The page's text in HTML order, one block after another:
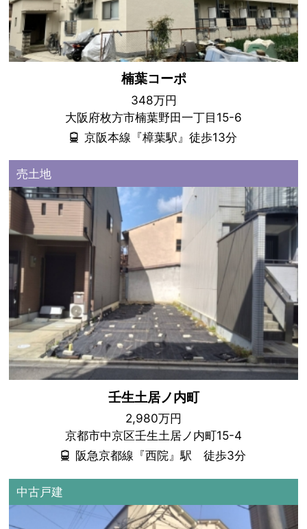
楠葉コーポ
348万円
大阪府枚方市楠葉野田一丁目15-6
京阪本線『樟葉駅』徒歩13分
売土地
壬生土居ノ内町
2,980万円
京都市中京区壬生土居ノ内町15-4
阪急京都線『西院』駅 徒歩3分
中古戸建